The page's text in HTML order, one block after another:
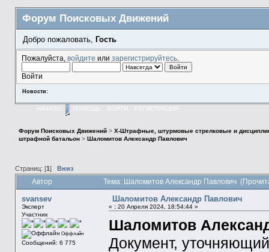
Форум Поисковых Движений
Добро пожаловать, Гость
Пожалуйста, войдите или зарегистрируйтесь.
Войти
Новости:
НАЧАЛО ПОМОЩЬ ВОЙТИ РЕГИСТРАЦИЯ
Форум Поисковых Движений> X-Штрафные, штурмовые стрелковые и
штрафной батальон> Шаломитов Александр Павлович
Страниц: [1 ] Вниз
Автор Тема: Шаломитов Александр Павлович
svansev
Эксперт
Участник
Оффлайн
Сообщений: 6 775
Шаломитов Александр Павлович
« :20 Апреля 2024, 18:54:44 »
Шаломитов
Документ,